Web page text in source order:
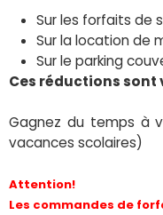
Sur les forfaits de
Sur la location de
Sur le parking
Ces réductions sont
Gagnez du temps à
vacances scolaires)
Attention!
Les commandes de